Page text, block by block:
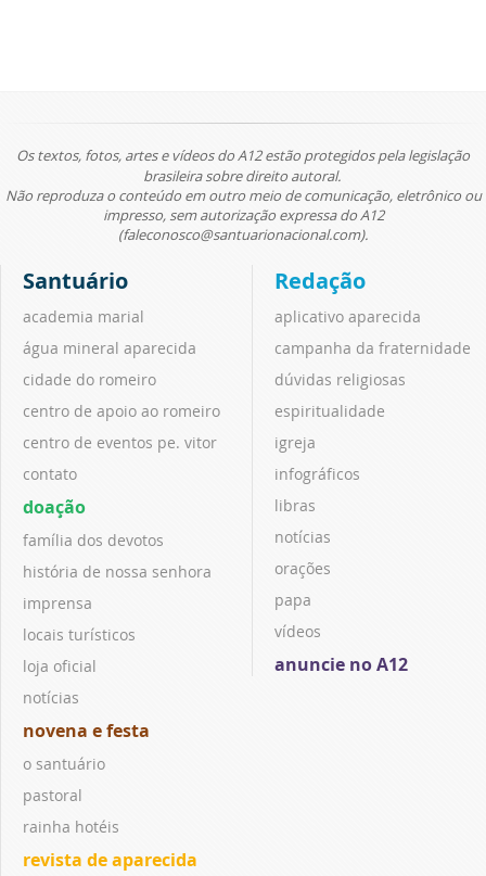
Os textos, fotos, artes e vídeos do A12 estão protegidos pela legislação
brasileira sobre direito autoral.
Não reproduza o conteúdo em outro meio de comunicação, eletrônico ou
impresso, sem autorização expressa do A12
(faleconosco@santuarionacional.com).
Santuário
academia marial
água mineral aparecida
cidade do romeiro
centro de apoio ao romeiro
centro de eventos pe. vitor
contato
doação
família dos devotos
história de nossa senhora
imprensa
locais turísticos
loja oficial
notícias
novena e festa
o santuário
pastoral
rainha hotéis
revista de aparecida
Redação
aplicativo aparecida
campanha da fraternidade
dúvidas religiosas
espiritualidade
igreja
infográficos
libras
notícias
orações
papa
vídeos
anuncie no A12